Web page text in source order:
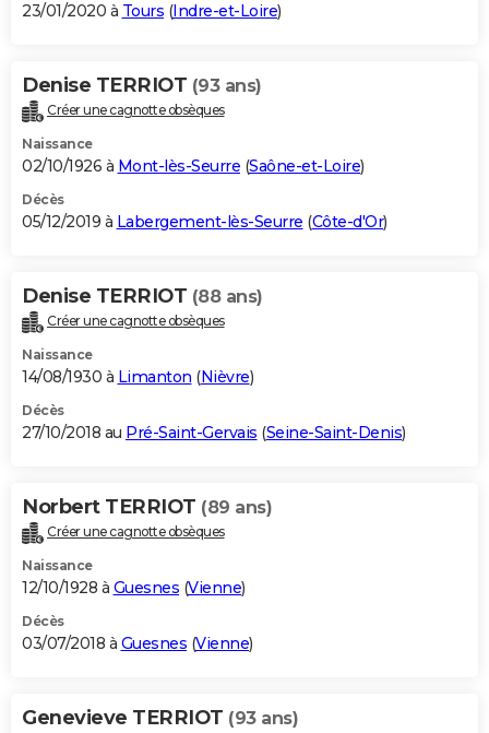
23/01/2020 à Tours (Indre-et-Loire)
Denise TERRIOT (93 ans)
Créer une cagnotte obsèques
Naissance
02/10/1926 à Mont-lès-Seurre (Saône-et-Loire)
Décès
05/12/2019 à Labergement-lès-Seurre (Côte-d'Or)
Denise TERRIOT (88 ans)
Créer une cagnotte obsèques
Naissance
14/08/1930 à Limanton (Nièvre)
Décès
27/10/2018 au Pré-Saint-Gervais (Seine-Saint-Denis)
Norbert TERRIOT (89 ans)
Créer une cagnotte obsèques
Naissance
12/10/1928 à Guesnes (Vienne)
Décès
03/07/2018 à Guesnes (Vienne)
Genevieve TERRIOT (93 ans)